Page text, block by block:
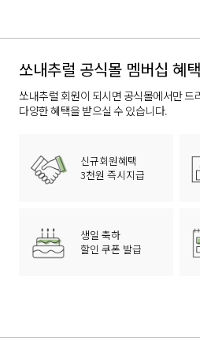
쏘내추럴 공식몰 멤버십 혜
쏘내추럴 회원이 되시면 공식몰에서만 드
다양한 혜택을 받으실 수 있습니다.
신규회원혜택
3천원 즉시지급
생일 축하
할인 쿠폰 발급